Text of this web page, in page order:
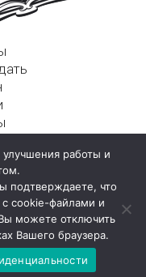
д. 4а, стр. 1
работы и
подтверждаете, что
с cookie-файлами и
можете отключить
Вашего браузера.